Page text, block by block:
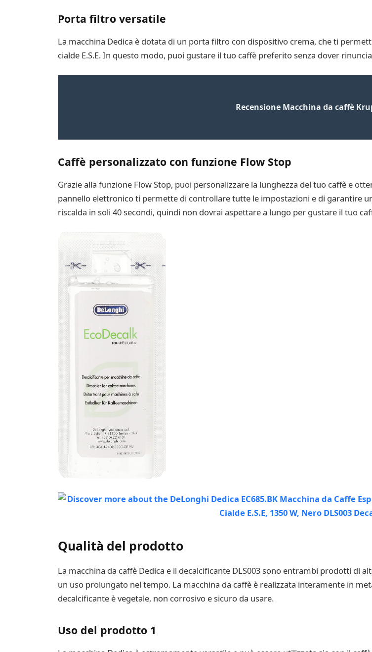
Porta filtro versatile
La macchina Dedica è dotata di un porta filtro con dispositivo crema, che ti
cialde E.S.E. In questo modo, puoi gustare il tuo caffè preferito senza dover
Recensione Macchina da caffè
Caffè personalizzato con funzione Flow Stop
Grazie alla funzione Flow Stop, puoi personalizzare la lunghezza del tuo caffè e
pannello elettronico ti permette di controllare tutte le impostazioni e di garantire
riscalda in soli 40 secondi, quindi non dovrai aspettare a lungo per gustare il tuo
Qualità del prodotto
La macchina da caffè Dedica e il decalcificante DLS003 sono entrambi prodotti di
un uso prolungato nel tempo. La macchina da caffè è realizzata interamente in
decalcificante è vegetale, non corrosivo e sicuro da usare.
Uso del prodotto 1